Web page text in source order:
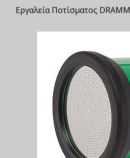
Εργαλεία Ποτίσματος DRAMM